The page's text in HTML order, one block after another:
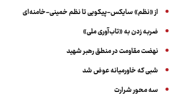
از «نظم» سایکس-پیکویی تا نظم خمینی-خامنه‌ای
ضربه زدن به «تاب‌آوری ملی»
نهضت مقاومت در منطق رهبر شهید
شبی که خاورمیانه عوض شد
سه‌ محور شرارت